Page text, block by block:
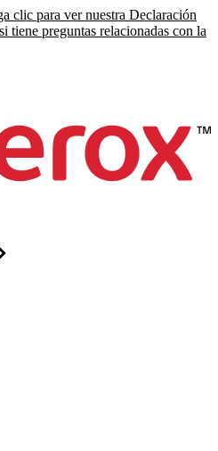
clic para ver nuestra Declaración
tiene preguntas relacionadas con la